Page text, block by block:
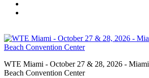
WTE Miami - October 27 & 28, 2026 - Miami
Beach Convention Center